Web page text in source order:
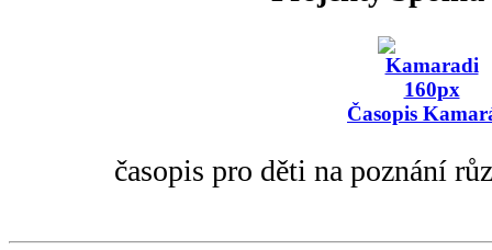
Časopis
časopis pro děti na poznání